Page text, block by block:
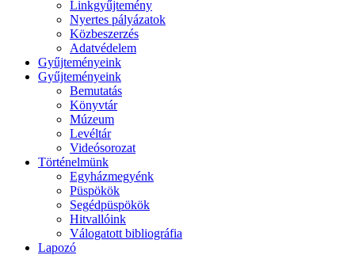
Linkgyűjtemény
Nyertes pályázatok
Közbeszerzés
Adatvédelem
Gyűjteményeink
Gyűjteményeink
Bemutatás
Könyvtár
Múzeum
Levéltár
Videósorozat
Történelmünk
Egyházmegyénk
Püspökök
Segédpüspökök
Hitvallóink
Válogatott bibliográfia
Lapozó